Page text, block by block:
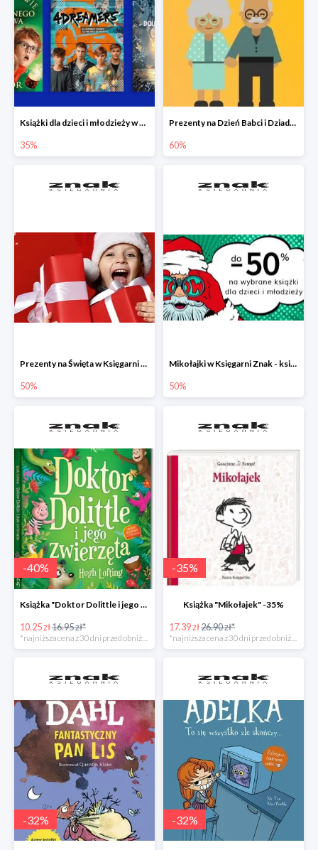
Książki dla dzieci i młodzieży w Księgarni Znak do -35%
35%
Prezenty na Dzień Babci i Dziadka w Księgarni Znak do -60%
60%
Prezenty na Święta w Księgarni Znak -50%
50%
Mikołajki w Księgarni Znak - książki dla dzieci i młodzieży do -50%
50%
-40%
Książka "Doktor Dolittle i jego zwierzęta" -40%
10.25 zł16.95 zł*
*najniższa cena z 30 dni przed obniżką
-35%
Książka "Mikołajek" -35%
17.39 zł26.90 zł*
*najniższa cena z 30 dni przed obniżką
-32% -32%